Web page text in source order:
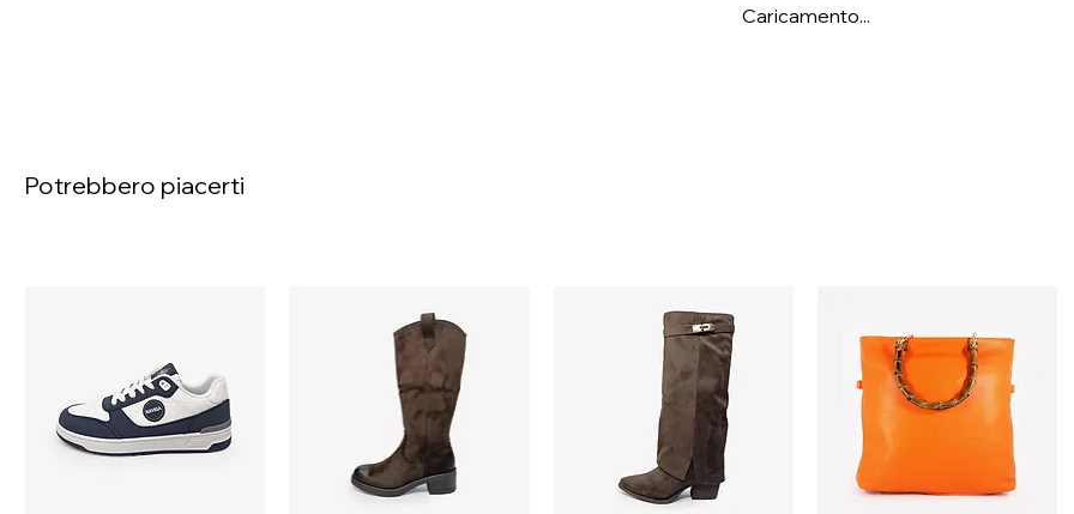
Caricamento...
Potrebbero piacerti